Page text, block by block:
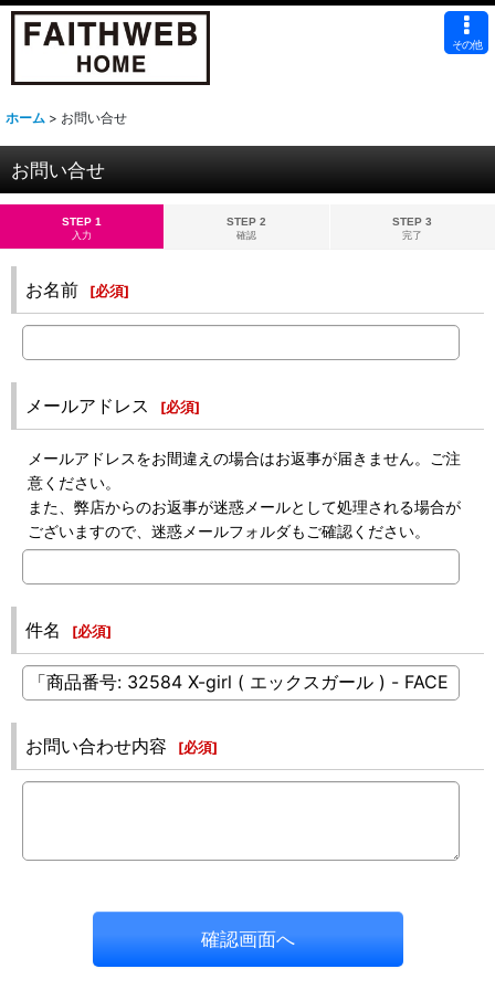
その他
ホーム > お問い合せ
お問い合せ
STEP 1
入力
STEP 2
確認
STEP 3
完了
お名前 [必須]
メールアドレス [必須]
メールアドレスをお間違えの場合はお返事が届きません。ご注
意ください。
また、弊店からのお返事が迷惑メールとして処理される場合が
ございますので、迷惑メールフォルダもご確認ください。
件名 [必須]
お問い合わせ内容 [必須]
確認画面へ